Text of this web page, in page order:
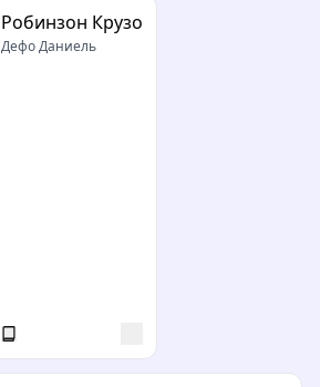
Робинзон Крузо
Дефо Даниель